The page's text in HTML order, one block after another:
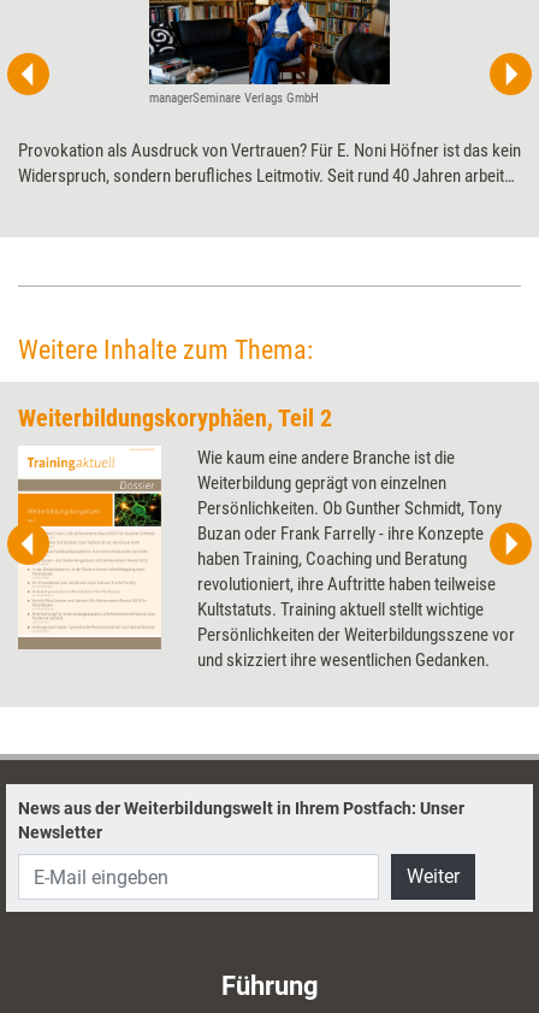
managerSeminare Verlags GmbH
Provokation als Ausdruck von Vertrauen? Für E. Noni Höfner ist das kein
Widerspruch, sondern berufliches Leitmotiv. Seit rund 40 Jahren arbeitet
Weitere Inhalte zum Thema:
Weiterbildungskoryphäen, Teil 2
Wie kaum eine andere Branche ist die
Weiterbildung geprägt von einzelnen
Persönlichkeiten. Ob Gunther Schmidt, Tony
Buzan oder Frank Farrelly - ihre Konzepte
haben Training, Coaching und Beratung
revolutioniert, ihre Auftritte haben teilweise
Kultstatuts. Training aktuell stellt wichtige
Persönlichkeiten der Weiterbildungsszene vor
und skizziert ihre wesentlichen Gedanken.
News aus der Weiterbildungswelt in Ihrem Postfach: Unser
Newsletter
Weiter
Führung